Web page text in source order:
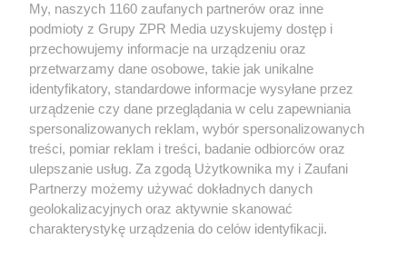
Żaden utwór zamieszczony w serwisie nie może być powielany i
rozpowszechniany lub dalej rozpowszechniany w jakikolwiek sposób (w
tym także elektroniczny lub mechaniczny) na jakimkolwiek polu
eksploatacji w jakiejkolwiek formie, włącznie z umieszczaniem w
Internecie bez pisemnej zgody właściciela praw. Jakiekolwiek użycie lub
wykorzystanie utworów w całości lub w części z naruszeniem prawa,
tzn. bez właściwej zgody, jest zabronione pod groźbą kary i może być
ścigane prawnie.
My, naszych 1160 zaufanych partnerów oraz inne
podmioty z Grupy ZPR Media uzyskujemy dostęp i
przechowujemy informacje na urządzeniu oraz
przetwarzamy dane osobowe, takie jak unikalne
identyfikatory, standardowe informacje wysyłane przez
urządzenie czy dane przeglądania w celu zapewniania
spersonalizowanych reklam, wybór spersonalizowanych
treści, pomiar reklam i treści, badanie odbiorców oraz
ulepszanie usług. Za zgodą Użytkownika my i Zaufani
Partnerzy możemy używać dokładnych danych
geolokalizacyjnych oraz aktywnie skanować
charakterystykę urządzenia do celów identyfikacji.